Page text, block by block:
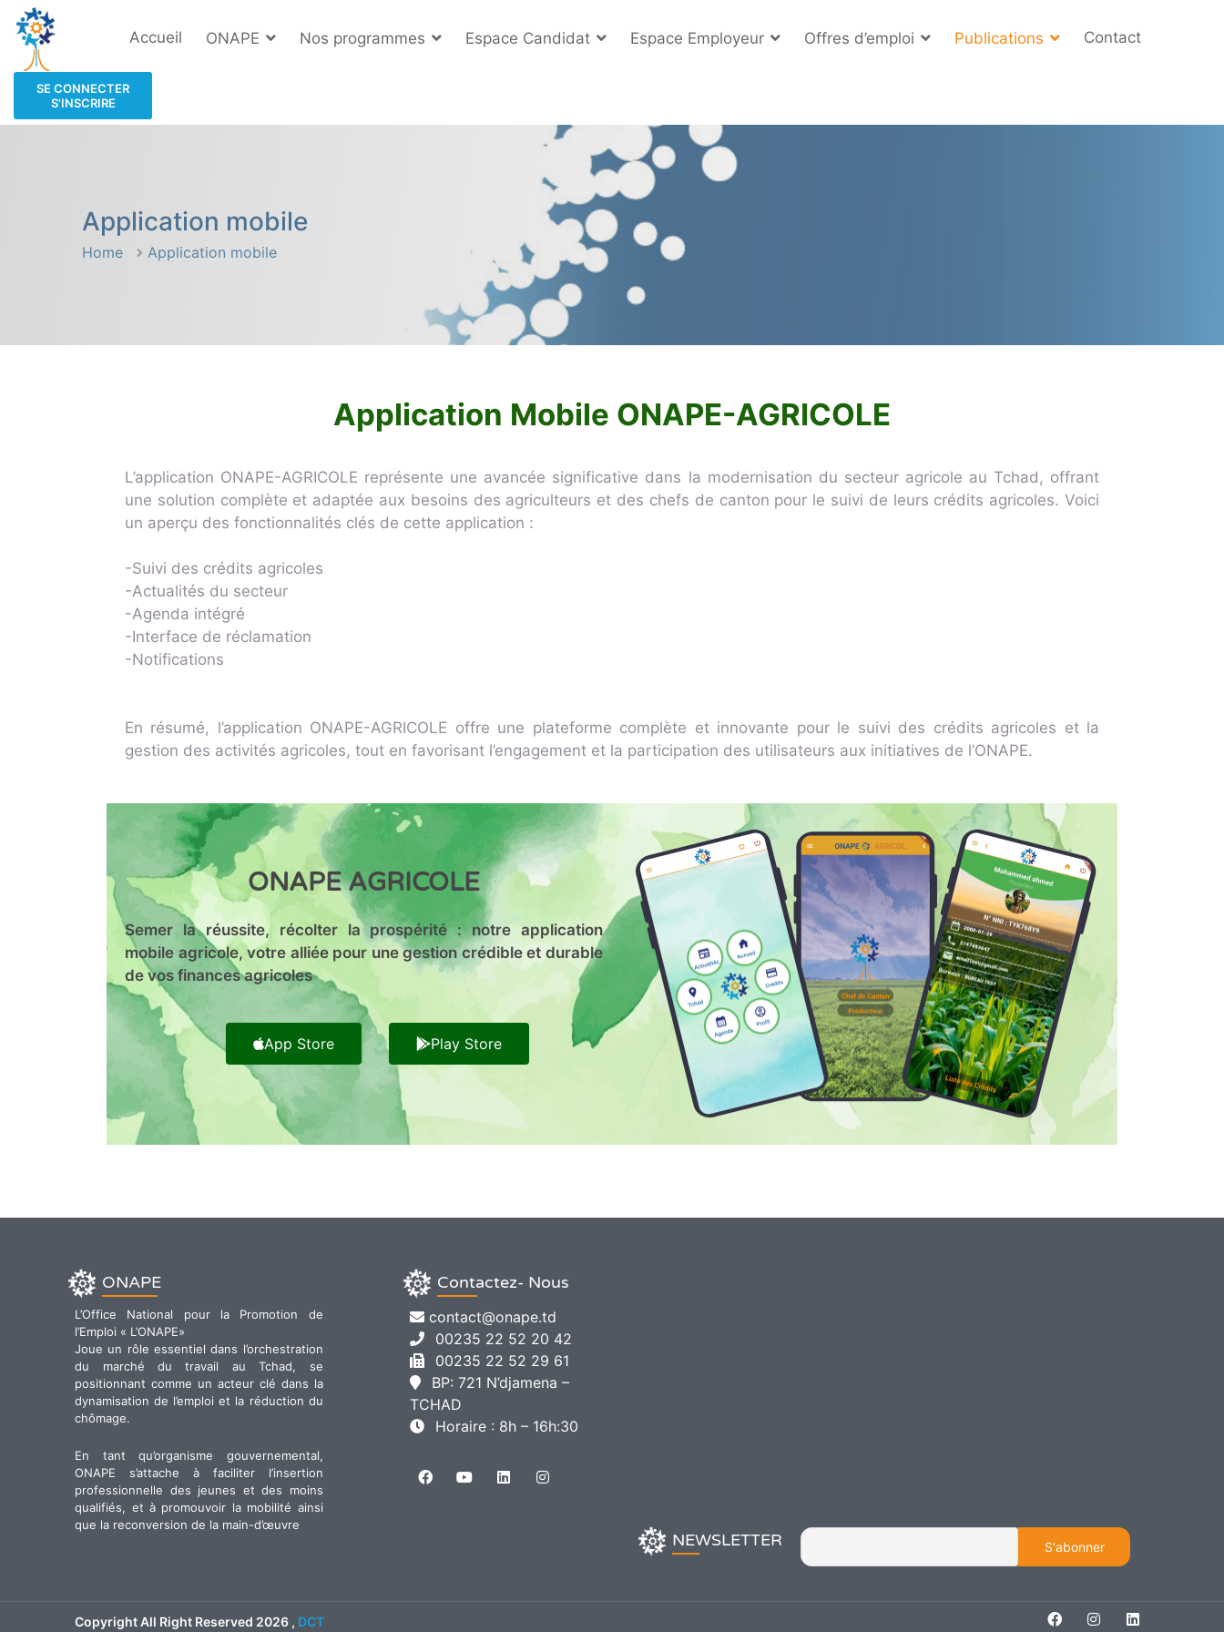
Accueil ONAPE Nos programmes Espace Candidat Espace Employeur Offres d’emploi Publications Contact
SE CONNECTER
S'INSCRIRE
Application mobile
Home Application mobile
Application Mobile ONAPE-AGRICOLE
L’application ONAPE-AGRICOLE représente une avancée significative dans la modernisation du secteur agricole au Tchad, offrant
une solution complète et adaptée aux besoins des agriculteurs et des chefs de canton pour le suivi de leurs crédits agricoles. Voici
un aperçu des fonctionnalités clés de cette application :
-Suivi des crédits agricoles
-Actualités du secteur
-Agenda intégré
-Interface de réclamation
-Notifications
En résumé, l’application ONAPE-AGRICOLE offre une plateforme complète et innovante pour le suivi des crédits agricoles et la
gestion des activités agricoles, tout en favorisant l’engagement et la participation des utilisateurs aux initiatives de l’ONAPE.
ONAPE AGRICOLE
Semer la réussite, récolter la prospérité : notre application
mobile agricole, votre alliée pour une gestion crédible et durable
de vos finances agricoles
App Store Play Store
ONAPE
L’Office National pour la Promotion de
l’Emploi « L’ONAPE»
Joue un rôle essentiel dans l’orchestration
du marché du travail au Tchad, se
positionnant comme un acteur clé dans la
dynamisation de l’emploi et la réduction du
chômage.
En tant qu’organisme gouvernemental,
ONAPE s’attache à faciliter l’insertion
professionnelle des jeunes et des moins
qualifiés, et à promouvoir la mobilité ainsi
que la reconversion de la main-d’œuvre
Contactez- Nous
contact@onape.td
00235 22 52 20 42
00235 22 52 29 61
BP: 721 N’djamena –
TCHAD
Horaire : 8h – 16h:30
NEWSLETTER
Copyright All Right Reserved 2026 , DCT